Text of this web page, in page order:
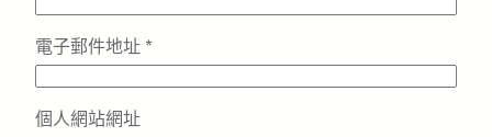
電子郵件地址 *
個人網站網址